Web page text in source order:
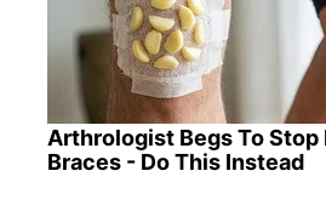
Arthrologist Begs To Stop
Braces - Do This Instead